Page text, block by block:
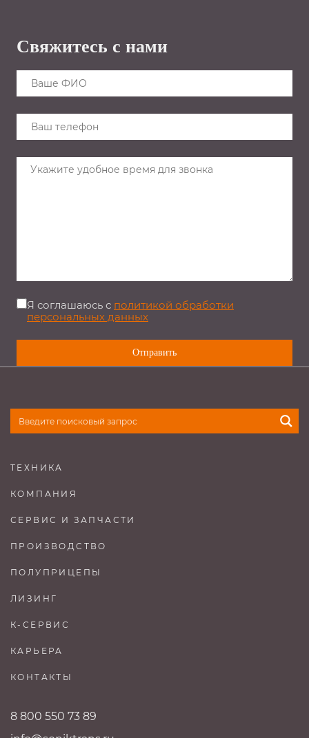
Свяжитесь с нами
Я соглашаюсь с политикой обработки
персональных данных
8 800 550 73 89
ТЕХНИКА
КОМПАНИЯ
СЕРВИС И ЗАПЧАСТИ
ПРОИЗВОДСТВО
ПОЛУПРИЦЕПЫ
ЛИЗИНГ
К-СЕРВИС
КАРЬЕРА
КОНТАКТЫ